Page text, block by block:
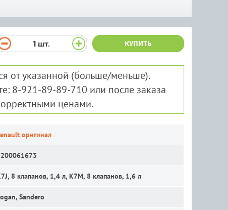
1 шт. КУПИТЬ
от указанной (больше/меньше).
8-921-89-89-710 или после заказа
ценами.
оригинал
8 клапанов, 1,4 л, K7M, 8 клапанов, 1,6 л
Sandero